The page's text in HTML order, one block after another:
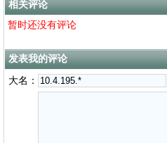
相关评论
暂时还没有评论
发表我的评论
大名：